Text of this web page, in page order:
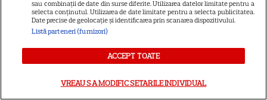
Unica
Retete practice
sau combinații de date din surse diferite. Utilizarea datelor limitate pentru a
selecta conținutul. Utilizarea de date limitate pentru a selecta publicitatea.
Date precise de geolocație și identificarea prin scanarea dispozitivului.
Listă parteneri (furnizori)
ACCEPT TOATE
VREAU SA MODIFIC SETARILE INDIVIDUAL